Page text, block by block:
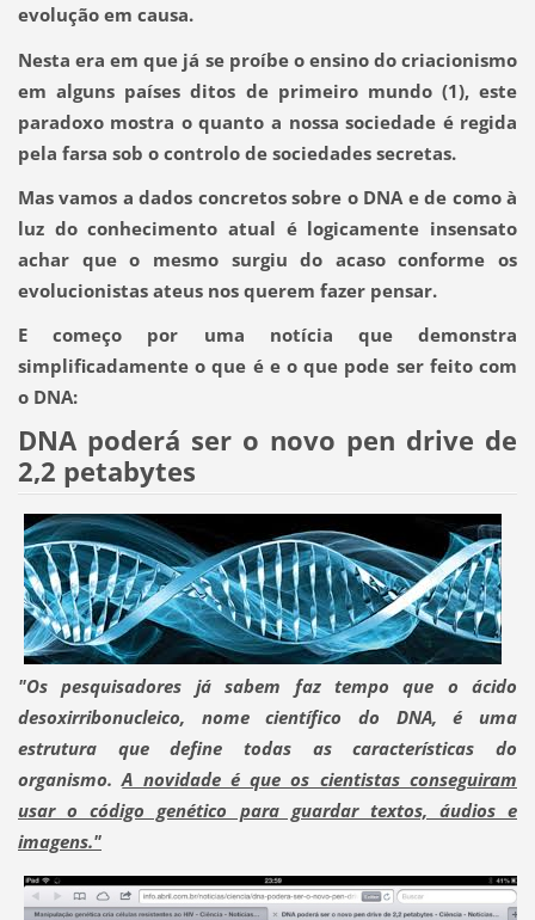
evolução em causa.
Nesta era em que já se proíbe o ensino do criacionismo
em alguns países ditos de primeiro mundo (1), este
paradoxo mostra o quanto a nossa sociedade é regida
pela farsa sob o controlo de sociedades secretas.
Mas vamos a dados concretos sobre o DNA e de como à
luz do conhecimento atual élogicamente insensato
achar que o mesmo surgiu do acaso conforme os
evolucionistas ateus nos querem fazer pensar.
E começo por uma notícia que demonstra
simplificadamente o que é e o que pode ser feito com
o DNA:
DNA poderá ser o novo pen drive de
2,2 petabytes
"Os pesquisadores já sabem faz tempo que o ácido
desoxirribonucleico, nome científico do DNA, é uma
estrutura que define todas as características do
organismo.A novidade é que os cientistas conseguiram
usar o código genético para guardar textos, áudios e
imagens."